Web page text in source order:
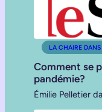
LA CHAIRE DANS
Comment se
pandémie?
Émilie Pelletier